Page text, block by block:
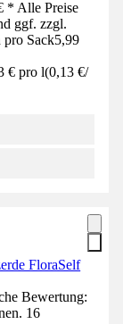
* Alle Preise
ggf. zzgl.
pro Sack5,99
€ pro l(0,13 €/
FloraSelf
Bewertung:
16